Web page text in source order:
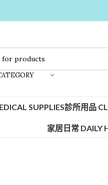
SUPPLIES診所用品
家居日常 DAILY